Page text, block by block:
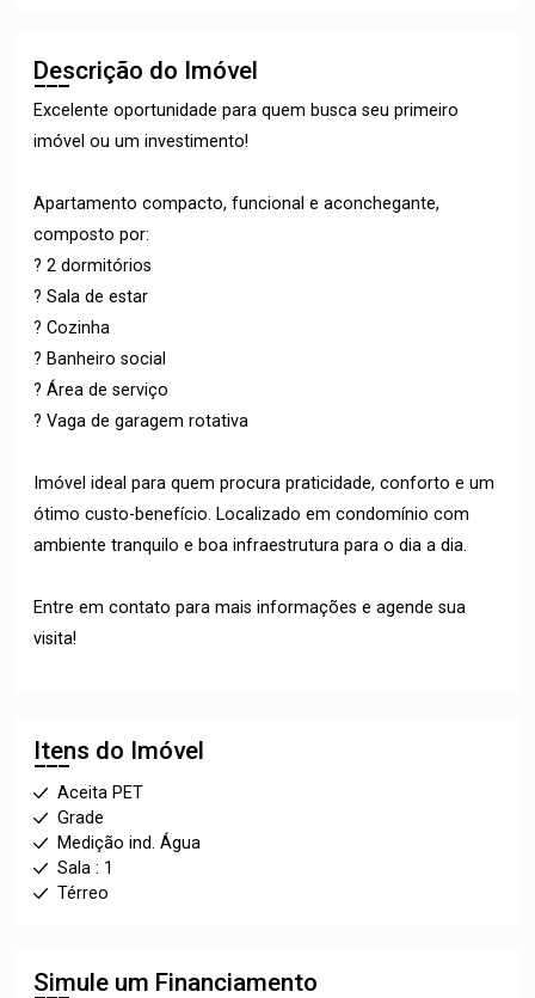
Descrição do Imóvel
Excelente oportunidade para quem busca seu primeiro
imóvel ou um investimento!
Apartamento compacto, funcional e aconchegante,
composto por:
? 2 dormitórios
? Sala de estar
? Cozinha
? Banheiro social
? Área de serviço
? Vaga de garagem rotativa
Imóvel ideal para quem procura praticidade, conforto e um
ótimo custo-benefício. Localizado em condomínio com
ambiente tranquilo e boa infraestrutura para o dia a dia.
Entre em contato para mais informações e agende sua
visita!
Itens do Imóvel
Aceita PET
Grade
Medição ind. Água
Sala : 1
Térreo
Simule um Financiamento